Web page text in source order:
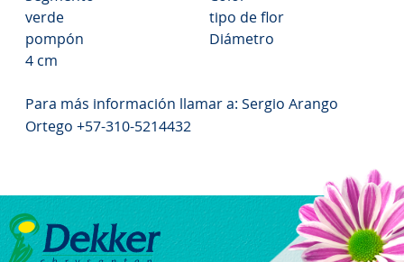
verde
tipo de flor
pompón
Diámetro
4 cm
Para más información llamar a: Sergio Arango
Ortego +57-310-5214432